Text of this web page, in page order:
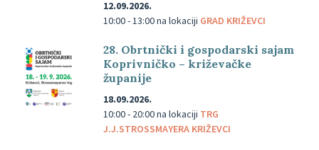
12.09.2026.
10:00 - 13:00na lokaciji GRAD KRIŽEVCI
28. Obrtnički i gospodarski sajam
Koprivničko – križevačke
županije
18.09.2026.
10:00 - 20:00na lokaciji TRG
J.J.STROSSMAYERA KRIŽEVCI